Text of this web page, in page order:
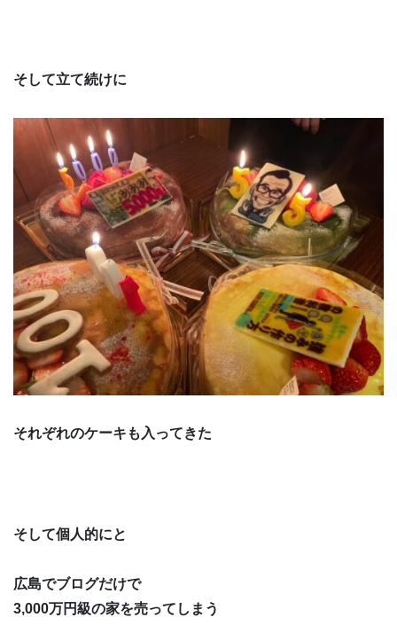
そして立て続けに
それぞれのケーキも入ってきた
そして個人的にと
広島でブログだけで
3,000万円級の家を売ってしまう